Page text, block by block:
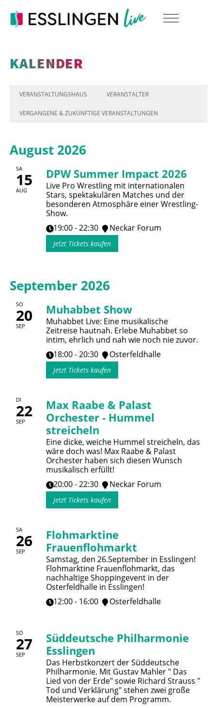
KALENDER
VERANSTALTUNGSHAUS VERANSTALTER
VERGANGENE & ZUKÜNFTIGE VERANSTALTUNGEN
August 2026
SA
15
AUG
DPW Summer Impact 2026
Live Pro Wrestling mit internationalen
Stars, spektakulären Matches und der
besonderen Atmosphäre einer Wrestling-
Show.
19:00 - 22:30
Neckar Forum
Jetzt Tickets kaufen
September 2026
SO
20
SEP
Muhabbet Show
Muhabbet Live: Eine musikalische
Zeitreise hautnah. Erlebe Muhabbet so
intim, ehrlich und nah wie noch nie zuvor.
18:00 - 20:30
Osterfeldhalle
Jetzt Tickets kaufen
DI
22
SEP
Max Raabe & Palast
Orchester - Hummel
streicheln
Eine dicke, weiche Hummel streicheln, das
wäre doch was! Max Raabe & Palast
Orchester haben sich diesen Wunsch
musikalisch erfüllt!
20:00 - 22:30
Neckar Forum
Jetzt Tickets kaufen
SA
26
SEP
Flohmarktine
Frauenflohmarkt
Samstag, den 26.September in Esslingen!
Flohmarktine Frauenflohmarkt, das
nachhaltige Shoppingevent in der
Osterfeldhalle in Esslingen!
12:00 - 16:00
Osterfeldhalle
SO
27
SEP
Süddeutsche Philharmonie
Esslingen
Das Herbstkonzert der Süddeutsche
Philharmonie. Mit Gustav Mahler " Das
Lied von der Erde" sowie Richard Strauss "
Tod und Verklärung" stehen zwei große
Meisterwerke auf dem Programm.